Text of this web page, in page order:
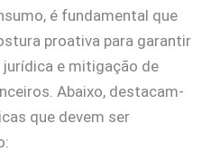
é fundamental que
proativa para garantir
e mitigação de
Abaixo, destacam-
que devem ser